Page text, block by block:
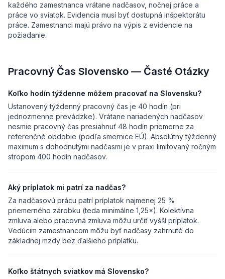
každého zamestnanca vrátane nadčasov, nočnej práce a
práce vo sviatok. Evidencia musí byť dostupná inšpektorátu
práce. Zamestnanci majú právo na výpis z evidencie na
požiadanie.
Pracovný Čas Slovensko — Časté Otázky
Koľko hodín týždenne môžem pracovať na Slovensku?
Ustanovený týždenný pracovný čas je 40 hodín (pri
jednozmenne prevádzke). Vrátane nariadených nadčasov
nesmie pracovný čas presiahnuť 48 hodín priemerne za
referenčné obdobie (podľa smernice EÚ). Absolútny týždenný
maximum s dohodnutými nadčasmi je v praxi limitovaný ročným
stropom 400 hodín nadčasov.
Aký príplatok mi patrí za nadčas?
Za nadčasovú prácu patrí príplatok najmenej 25 %
priemerného zárobku (teda minimálne 1,25×). Kolektívna
zmluva alebo pracovná zmluva môžu určiť vyšší príplatok.
Vedúcim zamestnancom môžu byť nadčasy zahrnuté do
základnej mzdy bez ďalšieho príplatku.
Koľko štátnych sviatkov má Slovensko?